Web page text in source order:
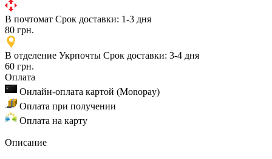
В почтомат Срок доставки: 1-3 дня
80 грн.
В отделение Укрпочты Срок доставки: 3-4 дня
60 грн.
Оплата
Онлайн-оплата картой (Monopay)
Оплата при получении
Оплата на карту
Описание